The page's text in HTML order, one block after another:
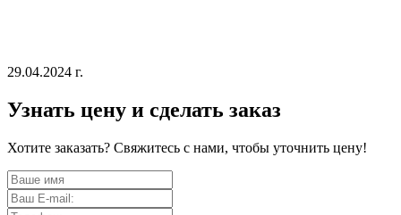
29.04.2024 г.
Узнать цену и сделать заказ
Хотите заказать? Свяжитесь с нами, чтобы уточнить цену!